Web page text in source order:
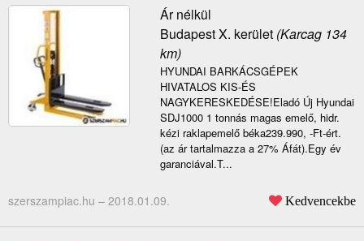
Ár nélkül
Budapest X. kerület(Karcag 134
km)
HYUNDAI BARKÁCSGÉPEK
HIVATALOS KIS-ÉS
NAGYKERESKEDÉSE!Eladó Új Hyundai
SDJ1000 1 tonnás magas emelő, hidr.
kézi raklapemelő béka239.990, -Ft-ért.
(az ár tartalmazza a 27% Áfát).Egy év
garanciával.T...
szerszampiac.hu – 2018.01.09. Kedvencekbe